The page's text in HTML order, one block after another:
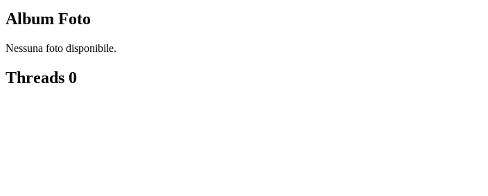
Album Foto
Nessuna foto disponibile.
Threads 0